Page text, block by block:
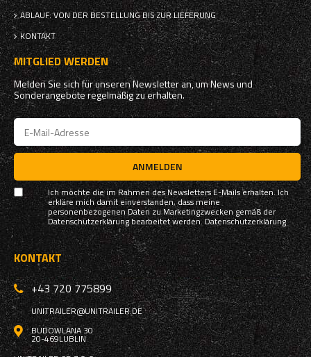
ABLAUF: VON DER BESTELLUNG BIS ZUR LIEFERUNG
KONTAKT
MITGLIED WERDEN
Melden Sie sich für unseren Newsletter an, um News und
Sonderangebote regelmäßig zu erhalten.
ANMELDEN
Ich möchte die im Rahmen des Newsletters E-Mails erhalten. Ich
erkläre mich damit einverstanden, dass meine
personenbezogenen Daten zu Marketingzwecken gemäß der
Datenschutzerklärung bearbeitet werden.Datenschutzerklärung
KONTAKT
+43 720 775899
UNITRAILER@UNITRAILER.DE
BUDOWLANA 30
20-469LUBLIN